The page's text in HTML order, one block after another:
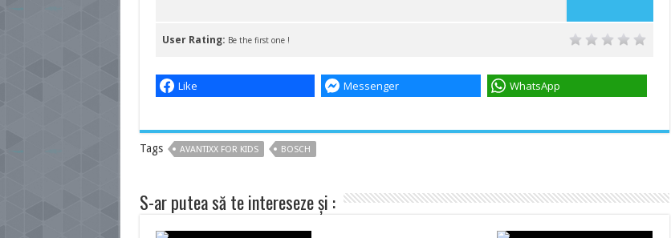
User Rating: Be the first one !
Like Messenger WhatsApp
Tags AVANTIXX FOR KIDS BOSCH
S-ar putea să te intereseze și :